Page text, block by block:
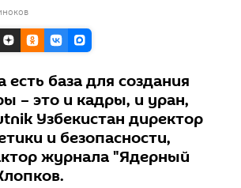
есть база для создания
– это и кадры, и уран,
Узбекистан директор
и безопасности,
журнала "Ядерный